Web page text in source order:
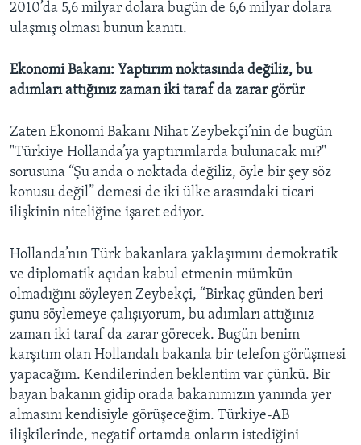
2010’da 5,6 milyar dolara bugün de 6,6 milyar dolara
ulaşmış olması bunun kanıtı.
Ekonomi Bakanı: Yaptırım noktasında değiliz, bu
adımları attığınız zaman iki taraf da zarar görür
Zaten Ekonomi Bakanı Nihat Zeybekçi’nin de bugün
"Türkiye Hollanda’ya yaptırımlarda bulunacak mı?"
sorusuna “Şu anda o noktada değiliz, öyle bir şey söz
konusu değil” demesi de iki ülke arasındaki ticari
ilişkinin niteliğine işaret ediyor.
Hollanda’nın Türk bakanlara yaklaşımını demokratik
ve diplomatik açıdan kabul etmenin mümkün
olmadığını söyleyen Zeybekçi, “Birkaç günden beri
şunu söylemeye çalışıyorum, bu adımları attığınız
zaman iki taraf da zarar görecek. Bugün benim
karşıtım olan Hollandalı bakanla bir telefon görüşmesi
yapacağım. Kendilerinden beklentim var çünkü. Bir
bayan bakanın gidip orada bakanımızın yanında yer
almasını kendisiyle görüşeceğim. Türkiye-AB
ilişkilerinde, negatif ortamda onların istediğini